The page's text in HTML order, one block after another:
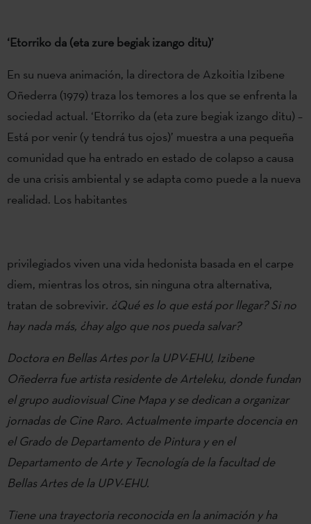
‘Etorriko da (eta zure begiak izango ditu)’
En su nueva animación, la directora de Azkoitia Izibene
Oñederra (1979) traza los temores a los que se enfrenta la
sociedad actual. ‘Etorriko da (eta zure begiak izango ditu) –
Está por venir (y tendrá tus ojos)’ muestra a una pequeña
comunidad que ha entrado en estado de colapso a causa
de una crisis ambiental y se adapta como puede a la nueva
realidad. Los habitantes
privilegiados viven una vida hedonista basada en el carpe
diem, mientras los otros, sin ninguna otra alternativa,
tratan de sobrevivir. ¿Qué es lo que está por llegar? Si no
hay nada más, ¿hay algo que nos pueda salvar?
Doctora en Bellas Artes por la UPV-EHU, Izibene
Oñederra fue artista residente de Arteleku, donde fundan
el grupo audiovisual Cine Mapa y se dedican a organizar
jornadas de Cine Raro. Actualmente imparte docencia en
el Grado de Departamento de Pintura y en el
Departamento de Arte y Tecnología de la facultad de
Bellas Artes de la UPV-EHU.
Tiene una trayectoria reconocida en la animación y ha